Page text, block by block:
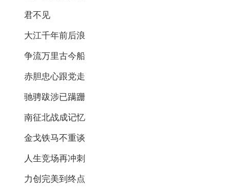
君不见
大江千年前后浪
争流万里古今船
赤胆忠心跟党走
驰骋跋涉已蹒跚
南征北战成记忆
金戈铁马不重谈
人生竞场再冲刺
力创完美到终点